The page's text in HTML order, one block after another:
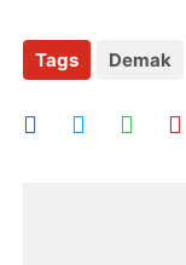
Tags Demak